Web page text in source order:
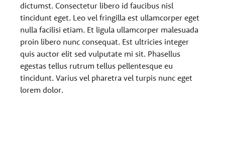
dictumst. Consectetur libero id faucibus nisl
tincidunt eget. Leo vel fringilla est ullamcorper eget
nulla facilisi etiam. Et ligula ullamcorper malesuada
proin libero nunc consequat. Est ultricies integer
quis auctor elit sed vulputate mi sit. Phasellus
egestas tellus rutrum tellus pellentesque eu
tincidunt. Varius vel pharetra vel turpis nunc eget
lorem dolor.